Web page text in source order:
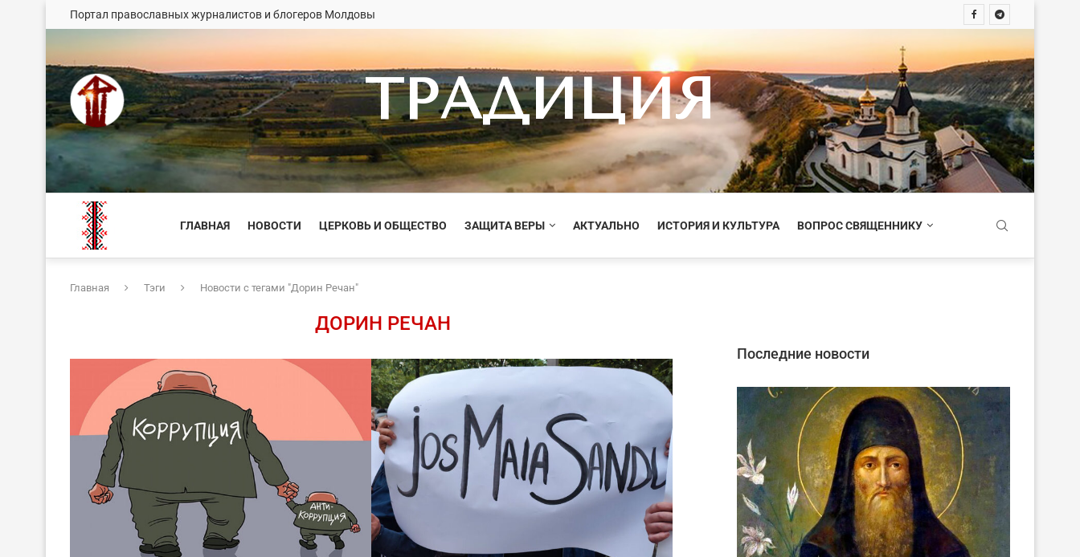
Портал православных журналистов и блогеров Молдовы
ТРАДИЦИЯ
ГЛАВНАЯ НОВОСТИ ЦЕРКОВЬ И ОБЩЕСТВО ЗАЩИТА ВЕРЫ АКТУАЛЬНО ИСТОРИЯ И КУЛЬТУРА ВОПРОС СВЯЩЕННИКУ
Главная Тэги Новости с тегами "Дорин Речан"
ДОРИН РЕЧАН
Последние новости